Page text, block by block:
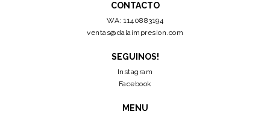
CONTACTO
WA: 1140883194
ventas@dalaimpresion.com
SEGUINOS!
Instagram
Facebook
MENU